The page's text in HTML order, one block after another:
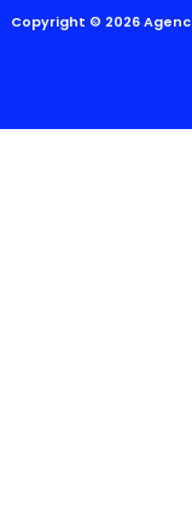
Copyright © 2026